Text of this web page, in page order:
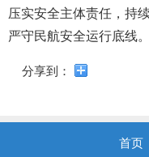
压实安全主体责任，持
严守民航安全运行底线。
分享到：
首页